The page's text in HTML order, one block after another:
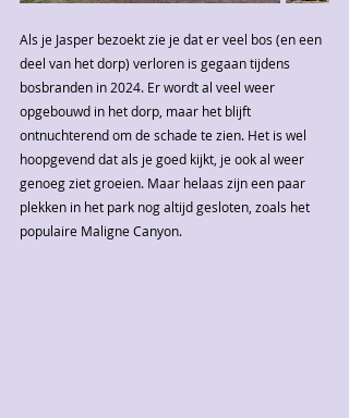
Als je Jasper bezoekt zie je dat er veel bos (en een
deel van het dorp) verloren is gegaan tijdens
bosbranden in 2024. Er wordt al veel weer
opgebouwd in het dorp, maar het blijft
ontnuchterend om de schade te zien. Het is wel
hoopgevend dat als je goed kijkt, je ook al weer
genoeg ziet groeien. Maar helaas zijn een paar
plekken in het park nog altijd gesloten, zoals het
populaire Maligne Canyon.